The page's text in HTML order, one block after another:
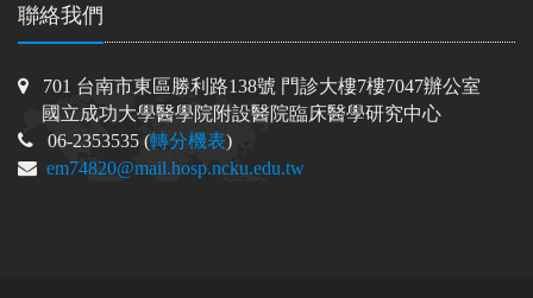
聯絡我們
701 台南市東區勝利路138號 門診大樓7樓7047辦公室
國立成功大學醫學院附設醫院臨床醫學研究中心
06-2353535 (轉分機表)
em74820@mail.hosp.ncku.edu.tw